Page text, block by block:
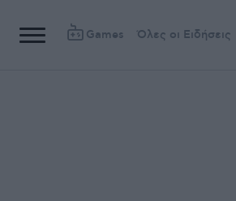
Games Όλες οι Ειδήσεις